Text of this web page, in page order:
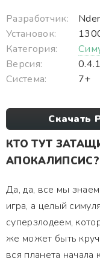
Разработчик:
Установок:
Категория:
Версия:
0.4.1
Система:
7+
Скачать
КТО ТУТ
АПОКАЛИПСИС?
Да, да, все мы
игра, а целый
суперзлодеем,
же может быть
вся планета начала